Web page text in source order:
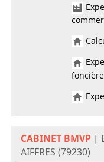
CABINET BMVP|
AIFFRES (79230)